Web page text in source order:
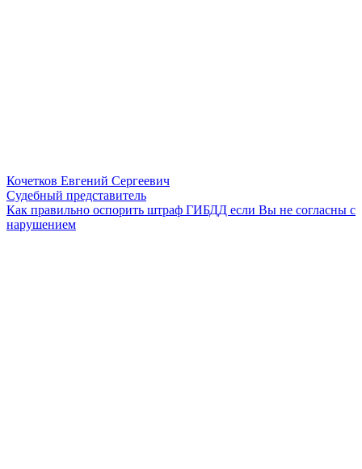
Кочетков Евгений Сергеевич
Судебный представитель
Как правильно оспорить штраф ГИБДД если Вы не согласны с
нарушением